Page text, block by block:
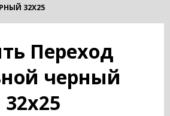
32Х25
Переход
черный
32х25